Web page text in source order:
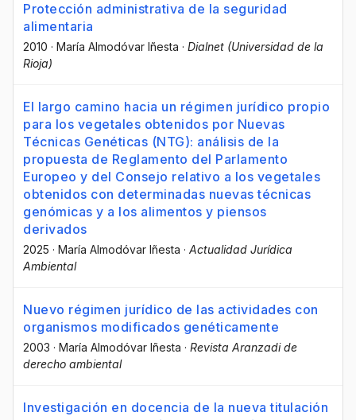
Protección administrativa de la seguridad
alimentaria
2010 · María Almodóvar Iñesta · Dialnet (Universidad de la
Rioja)
El largo camino hacia un régimen jurídico propio
para los vegetales obtenidos por Nuevas
Técnicas Genéticas (NTG): análisis de la
propuesta de Reglamento del Parlamento
Europeo y del Consejo relativo a los vegetales
obtenidos con determinadas nuevas técnicas
genómicas y a los alimentos y piensos
derivados
2025 · María Almodóvar Iñesta · Actualidad Jurídica
Ambiental
Nuevo régimen jurídico de las actividades con
organismos modificados genéticamente
2003 · María Almodóvar Iñesta · Revista Aranzadi de
derecho ambiental
Investigación en docencia de la nueva titulación